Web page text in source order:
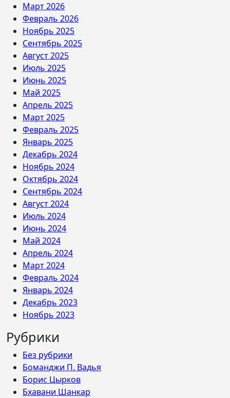
Март 2026
Февраль 2026
Ноябрь 2025
Сентябрь 2025
Август 2025
Июль 2025
Июнь 2025
Май 2025
Апрель 2025
Март 2025
Февраль 2025
Январь 2025
Декабрь 2024
Ноябрь 2024
Октябрь 2024
Сентябрь 2024
Август 2024
Июль 2024
Июнь 2024
Май 2024
Апрель 2024
Март 2024
Февраль 2024
Январь 2024
Декабрь 2023
Ноябрь 2023
Рубрики
Без рубрики
Боманджи П. Вадья
Борис Цырков
Бхавани Шанкар